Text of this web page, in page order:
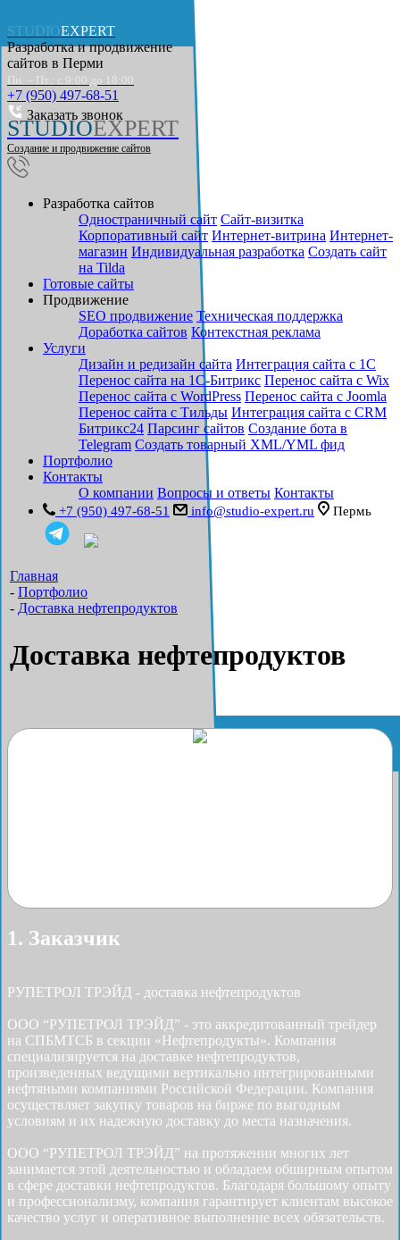
STUDIOEXPERT
Разработка и продвижение
сайтов в Перми
Пн. – Пт.: с 9:00 до 18:00
+7 (950) 497-68-51
Заказать звонок
STUDIOEXPERT
Создание и продвижение сайтов
Разработка сайтов
Одностраничный сайт Cайт-визитка
Корпоративный сайт Интернет-витрина Интернет-
магазин Индивидуальная разработка Создать сайт
на Tilda
Готовые сайты
Продвижение
SEO продвижение Техническая поддержка
Доработка сайтов Контекстная реклама
Услуги
Дизайн и редизайн сайта Интеграция сайта с 1С
Перенос сайта на 1С-Битрикс Перенос сайта с Wix
Перенос сайта с WordPress Перенос сайта с Joomla
Перенос сайта с Тильды Интеграция сайта с CRM
Битрикс24 Парсинг сайтов Создание бота в
Telegram Создать товарный XML/YML фид
Портфолио
Контакты
О компании Вопросы и ответы Контакты
+7 (950) 497-68-51 info@studio-expert.ru Пермь
Главная
- Портфолио
- Доставка нефтепродуктов
Доставка нефтепродуктов
1. Заказчик
РУПЕТРОЛ ТРЭЙД - доставка нефтепродуктов
ООО “РУПЕТРОЛ ТРЭЙД” - это аккредитованный трейдер
на СПБМТСБ в секции «Нефтепродукты». Компания
специализируется на доставке нефтепродуктов,
произведенных ведущими вертикально интегрированными
нефтяными компаниями Российской Федерации. Компания
осуществляет закупку товаров на бирже по выгодным
условиям и их надежную доставку до места назначения.
ООО “РУПЕТРОЛ ТРЭЙД” на протяжении многих лет
занимается этой деятельностью и обладаем обширным опытом
в сфере доставки нефтепродуктов. Благодаря большому опыту
и профессионализму, компания гарантирует клиентам высокое
качество услуг и оперативное выполнение всех обязательств.